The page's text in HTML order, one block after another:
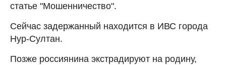
статье "Мошенничество".
Сейчас задержанный находится в ИВС города
Нур-Султан.
Позже россиянина экстрадируют на родину,